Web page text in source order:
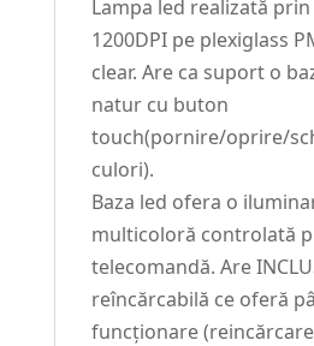
Lampa led realizată
1200DPI pe plexiglass
clear. Are ca suport o
natur cu buton
touch(pornire/oprire/
culori).
Baza led ofera o
multicoloră controlată
telecomandă. Are
reîncărcabilă ce oferă
funcționare